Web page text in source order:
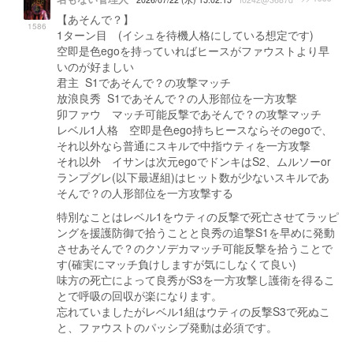
1586
【あそんで？】
1ターン目 (イシュを待機人格にしている想定です)
空即是色egoを持っていればヒースがファウストより早
いのが好ましい
君主 S1であそんで？の攻撃マッチ
放浪良秀 S1であそんで？の人形部位を一方攻撃
卯ファウ マッチ可能反撃であそんで？の攻撃マッチ
レベル1人格 空即是色ego持ちヒースならそのegoで、
それ以外なら普通にスキルで中指ウティを一方攻撃
それ以外 イサンは次元egoでドンキはS2、ムルソーor
ランプグレ(以下最遅組)はヒット数が少ないスキルであ
そんで？の人形部位を一方攻撃する
特別なことはレベル1をウティの反撃で死亡させてラッピ
ングを援護防御で拾うことと良秀の追撃S1を早めに発動
させあそんで？のクソデカマッチ可能反撃を拾うことで
す(確実にマッチ負けしますが気にしなくて良い)
味方の死亡によって良秀がS3を一方攻撃し護衛を得るこ
とで呼吸の回収が楽になります。
忘れていましたがレベル1組はウティの反撃S3で死ぬこ
と、ファウストのパッシブ発動は必須です。